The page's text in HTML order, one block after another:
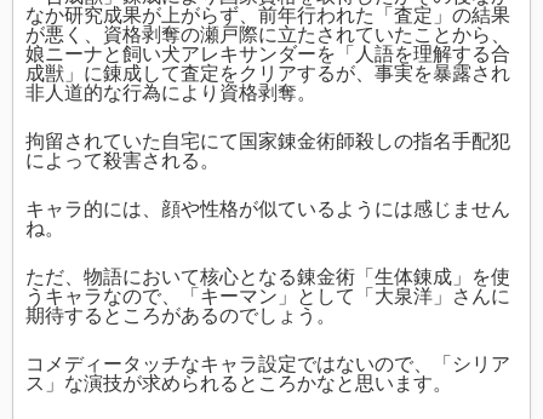
なか研究成果が上がらず、前年行われた「査定」の結果
が悪く、資格剥奪の瀬戸際に立たされていたことから、
娘ニーナと飼い犬アレキサンダーを「人語を理解する合
成獣」に錬成して査定をクリアするが、事実を暴露され
非人道的な行為により資格剥奪。
拘留されていた自宅にて国家錬金術師殺しの指名手配犯
によって殺害される。
キャラ的には、顔や性格が似ているようには感じません
ね。
ただ、物語において核心となる錬金術「生体錬成」を使
うキャラなので、「キーマン」として「大泉洋」さんに
期待するところがあるのでしょう。
コメディータッチなキャラ設定ではないので、「シリア
ス」な演技が求められるところかなと思います。